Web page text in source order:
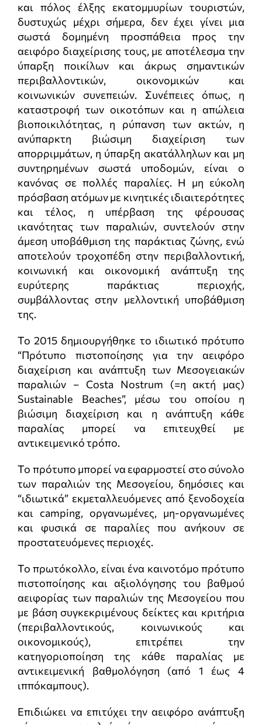
και πόλος έλξης εκατομμυρίων τουριστών,
δυστυχώς μέχρι σήμερα, δεν έχει γίνει μια
σωστά δομημένη προσπάθεια προς την
αειφόρο διαχείρισης τους, με αποτέλεσμα την
ύπαρξη ποικίλων και άκρως σημαντικών
περιβαλλοντικών, οικονομικών και
κοινωνικών συνεπειών. Συνέπειες όπως, η
καταστροφή των οικοτόπων και η απώλεια
βιοποικιλότητας, η ρύπανση των ακτών, η
ανύπαρκτη βιώσιμη διαχείριση των
απορριμμάτων, η ύπαρξη ακατάλληλων και μη
συντηρημένων σωστά υποδομών, είναι ο
κανόνας σε πολλές παραλίες. Η μη εύκολη
πρόσβαση ατόμων με κινητικές ιδιαιτερότητες
και τέλος, η υπέρβαση της φέρουσας
ικανότητας των παραλιών, συντελούν στην
άμεση υποβάθμιση της παράκτιας ζώνης, ενώ
αποτελούν τροχοπέδη στην περιβαλλοντική,
κοινωνική και οικονομική ανάπτυξη της
ευρύτερης παράκτιας περιοχής,
συμβάλλοντας στην μελλοντική υποβάθμιση
της.
Το 2015 δημιουργήθηκε το ιδιωτικό πρότυπο
“Πρότυπο πιστοποίησης για την αειφόρο
διαχείριση και ανάπτυξη των Μεσογειακών
παραλιών – Costa Nostrum (=η ακτή μας)
Sustainable Beaches”, μέσω του οποίου η
βιώσιμη διαχείριση και η ανάπτυξη κάθε
παραλίας μπορεί να επιτευχθεί με
αντικειμενικό τρόπο.
Το πρότυπο μπορεί να εφαρμοστεί στο σύνολο
των παραλιών της Μεσογείου, δημόσιες και
“ιδιωτικά” εκμεταλλευόμενες από ξενοδοχεία
και camping, οργανωμένες, μη-οργανωμένες
και φυσικά σε παραλίες που ανήκουν σε
προστατευόμενες περιοχές.
Το πρωτόκολλο, είναι ένα καινοτόμο πρότυπο
πιστοποίησης και αξιολόγησης του βαθμού
αειφορίας των παραλιών της Μεσογείου που
με βάση συγκεκριμένους δείκτες και κριτήρια
(περιβαλλοντικούς, κοινωνικούς και
οικονομικούς), επιτρέπει την
κατηγοριοποίηση της κάθε παραλίας με
αντικειμενική βαθμολόγηση (από 1 έως 4
ιππόκαμπους).
Επιδιώκει να επιτύχει την αειφόρο ανάπτυξη